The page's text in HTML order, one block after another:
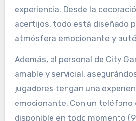
experiencia. Desde la
acertijos, todo está diseñado
atmósfera emocionante y
Además, el personal de City
amable y servicial,
jugadores tengan una
emocionante. Con un
disponible en todo momento